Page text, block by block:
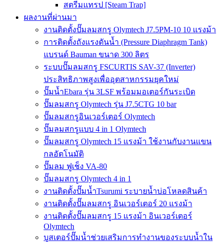
สตรีมแทรป [Steam Trap]
ผลงานที่ผ่านมา
งานติดตั้งปั๊มลมสกรู Olymtech J7.5PM-10 10 แรงม้า
การติดตั้งถังแรงดันน้ำ (Pressure Diaphragm Tank)
แบรนด์ Bauman ขนาด 300 ลิตร
ระบบปั๊มลมสกรู FSCURTIS SAV-37 (Inverter)
ประสิทธิภาพสูงเพื่ออุตสาหกรรมยุคใหม่
ปั๊มน้ำEbara รุ่น 3LSF พร้อมมอเตอร์กันระเบิด
ปั๊มลมสกรู Olymtech รุ่น J7.5CTG 10 bar
ปั๊มลมสกรูอินเวอร์เตอร์ Olymtech
ปั๊มลมสกรูแบบ 4 in 1 Olymtech
ปั๊มลมสกรู Olymtech 15 แรงม้า ใช้งานกับงานแขน
กลอัตโนมัติ
ปั๊มลม ฟูเช็ง VA-80
ปั๊มลมสกรู Olymtech 4 in 1
งานติดตั้งปั๊มน้ำTsurumi ระบายน้ำบ่อโหลดสินค้า
งานติดตั้งปั๊มลมสกรู อินเวอร์เตอร์ 20 แรงม้า
งานติดตั้งปั๊มลมสกรู 15 แรงม้า อินเวอร์เตอร์
Olymtech
บูสเตอร์ปั๊มน้ำช่วยเสริมการทำงานของระบบน้ำใน